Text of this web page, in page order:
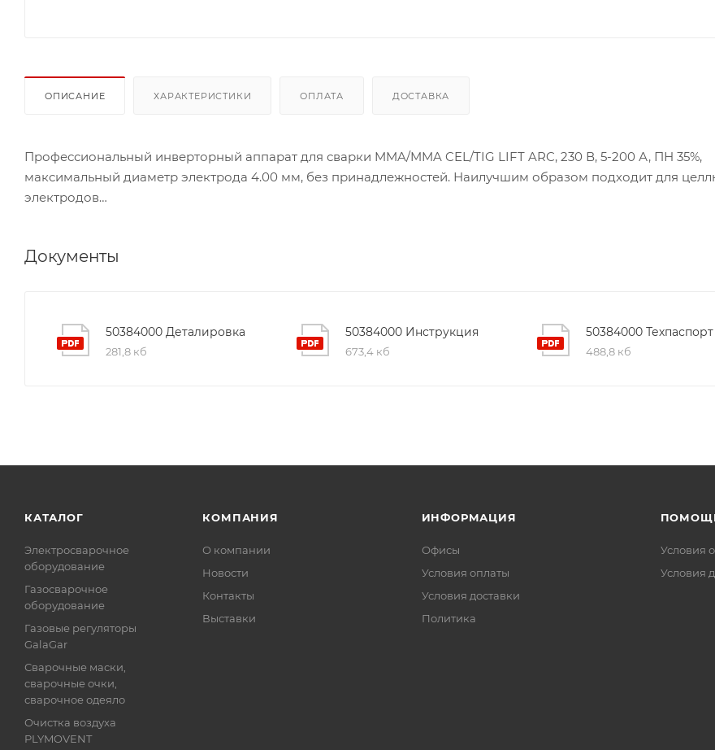
ОПИСАНИЕ ХАРАКТЕРИСТИКИ ОПЛАТА ДОСТАВКА
Профессиональный инверторный аппарат для сварки MMA/MMA CEL/TIG LIFT ARC, 230 В, 5-200 А, ПН 35%,
максимальный диаметр электрода 4.00 мм, без принадлежностей. Наилучшим образом подходит для
электродов
Документы
50384000 Деталировка
281,8 кб
50384000 Инструкция
673,4 кб
50384000 Техпаспорт
488,8 кб
КАТАЛОГ
Электросварочное
оборудование
Газосварочное
оборудование
Газовые регуляторы
GalaGar
Сварочные маски,
сварочные очки,
сварочное одеяло
Очистка воздуха
PLYMOVENT
КОМПАНИЯ
О компании
Новости
Контакты
Выставки
ИНФОРМАЦИЯ
Офисы
Условия оплаты
Условия доставки
Политика
Условия
Условия